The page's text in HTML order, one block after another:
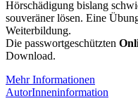
Hörschädigung bislang
souveräner lösen. Eine
Weiterbildung.
Die passwortgeschützten
Download.
Mehr Informationen
AutorInneninformation